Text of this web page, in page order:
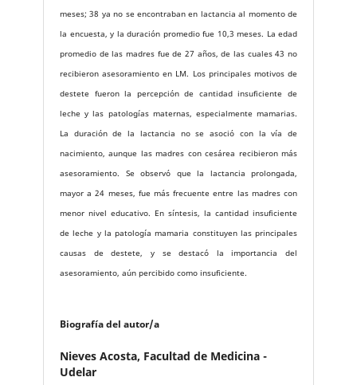
meses; 38 ya no se encontraban en lactancia al momento de
la encuesta, y la duración promedio fue 10,3 meses. La edad
promedio de las madres fue de 27 años, de las cuales 43 no
recibieron asesoramiento en LM. Los principales motivos de
destete fueron la percepción de cantidad insuficiente de
leche y las patologías maternas, especialmente mamarias.
La duración de la lactancia no se asoció con la vía de
nacimiento, aunque las madres con cesárea recibieron más
asesoramiento. Se observó que la lactancia prolongada,
mayor a 24 meses, fue más frecuente entre las madres con
menor nivel educativo. En síntesis, la cantidad insuficiente
de leche y la patología mamaria constituyen las principales
causas de destete, y se destacó la importancia del
asesoramiento, aún percibido como insuficiente.
Biografía del autor/a
Nieves Acosta, Facultad de Medicina -
Udelar